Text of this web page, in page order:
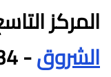
المركز
الشروق- 79.34%